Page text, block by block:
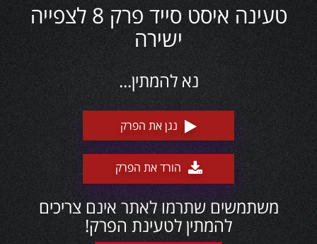
טעינה איסט סייד פרק 8 לצפייה
ישירה
נא להמתין...
נגן את הפרק
הורד את הפרק
משתמשים שתרמו לאתר אינם צריכים
להמתין לטעינת הפרק!